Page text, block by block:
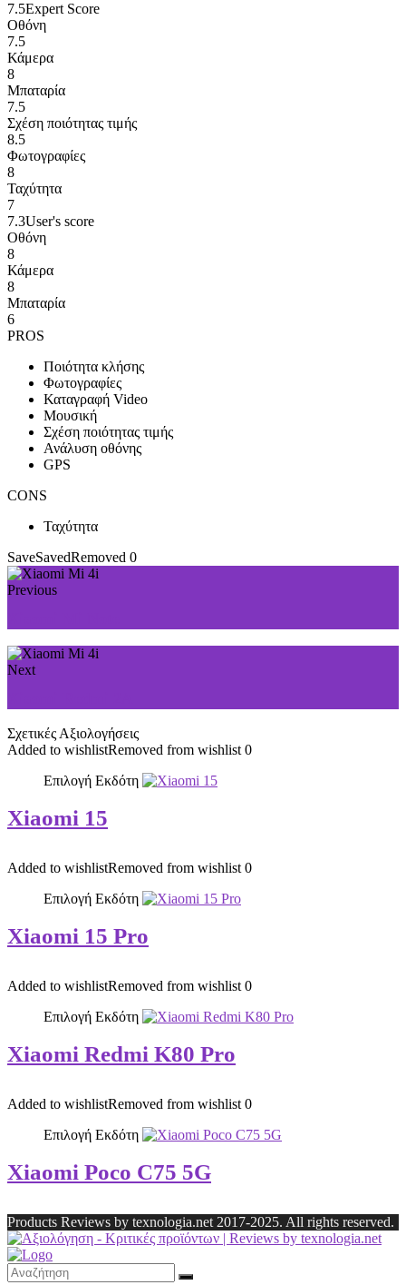
7.5Expert Score
Οθόνη
7.5
Κάμερα
8
Μπαταρία
7.5
Σχέση ποιότητας τιμής
8.5
Φωτογραφίες
8
Ταχύτητα
7
7.3User's score
Οθόνη
8
Κάμερα
8
Μπαταρία
6
PROS
Ποιότητα κλήσης
Φωτογραφίες
Καταγραφή Video
Μουσική
Σχέση ποιότητας τιμής
Ανάλυση οθόνης
GPS
CONS
Ταχύτητα
SaveSavedRemoved 0
Previous
Next
Σχετικές Αξιολογήσεις
Added to wishlistRemoved from wishlist 0
Επιλογή Εκδότη
Xiaomi 15
Added to wishlistRemoved from wishlist 0
Επιλογή Εκδότη
Xiaomi 15 Pro
Added to wishlistRemoved from wishlist 0
Επιλογή Εκδότη
Xiaomi Redmi K80 Pro
Added to wishlistRemoved from wishlist 0
Επιλογή Εκδότη
Xiaomi Poco C75 5G
Products Reviews by texnologia.net 2017-2025. All rights reserved.